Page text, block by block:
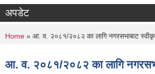
अपडेट
You are here
Home » आ. व. २०८१/२०८२ का लागि नगरसभाबाट
आ. व. २०८१/२०८२ का लागि